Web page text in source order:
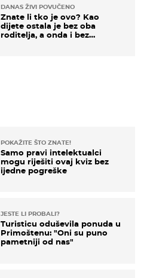
DANAS ŽIVI POVUČENO
Znate li tko je ovo? Kao
dijete ostala je bez oba
roditelja, a onda i bez
POKAŽITE ŠTO ZNATE!
Samo pravi intelektualci
mogu riješiti ovaj kviz bez
ijedne pogreške
JESTE LI PROBALI?
Turisticu oduševila ponuda u
Primoštenu: "Oni su puno
pametniji od nas"